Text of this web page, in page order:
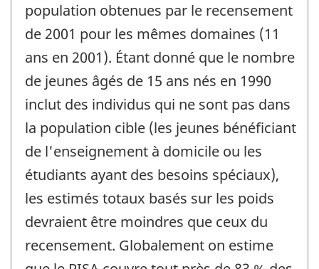
population obtenues par le recensement
de 2001 pour les mêmes domaines (11
ans en 2001). Étant donné que le nombre
de jeunes âgés de 15 ans nés en 1990
inclut des individus qui ne sont pas dans
la population cible (les jeunes bénéficiant
de l'enseignement à domicile ou les
étudiants ayant des besoins spéciaux),
les estimés totaux basés sur les poids
devraient être moindres que ceux du
recensement. Globalement on estime